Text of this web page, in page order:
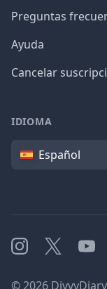
Preguntas
Ayuda
Cancelar
IDIOMA
IdiomaEspañol
Instagram
X
© 2026 DivvyDiary